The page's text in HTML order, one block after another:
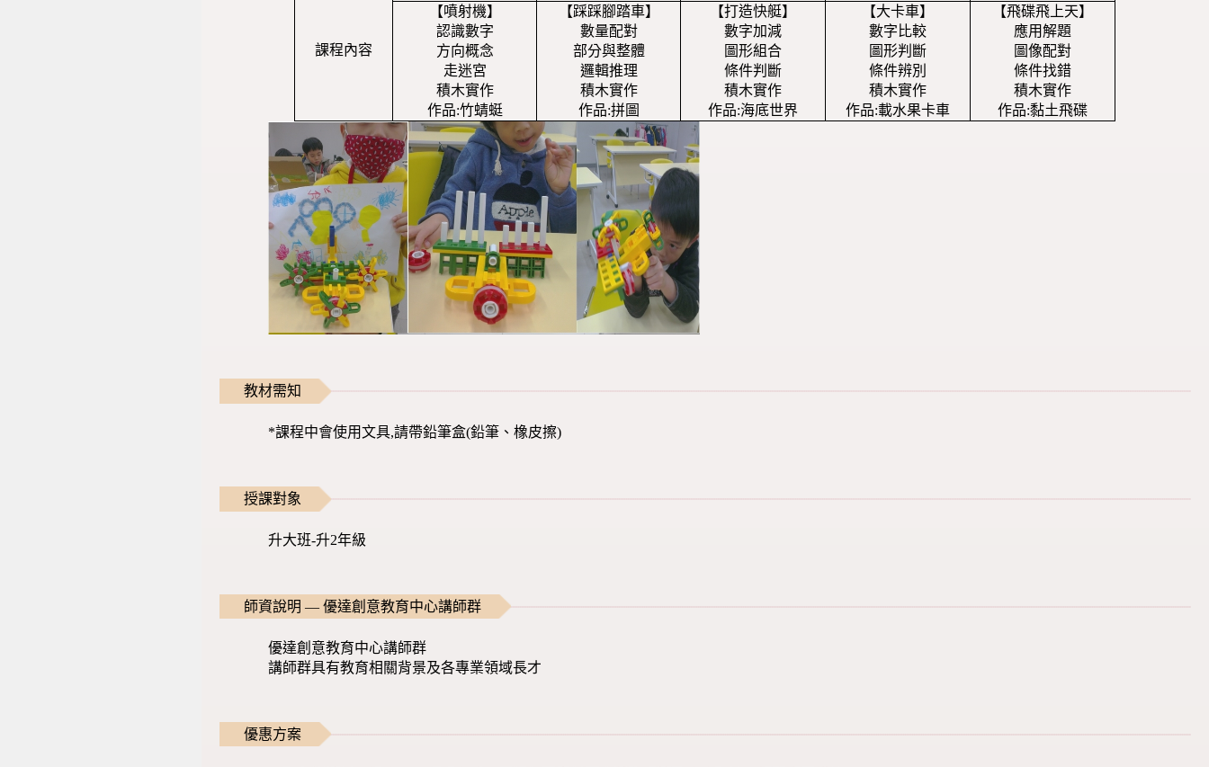
課程內容
【噴射機】
認識數字
方向概念
走迷宮
積木實作
作品:竹蜻蜓
【踩踩腳踏車】
數量配對
部分與整體
邏輯推理
積木實作
作品:拼圖
【打造快艇】
數字加減
圖形組合
條件判斷
積木實作
作品:海底世界
【大卡車】
數字比較
圖形判斷
條件辨別
積木實作
作品:載水果卡車
【飛碟飛上天】
應用解題
圖像配對
條件找錯
積木實作
作品:黏土飛碟
教材需知
*課程中會使用文具,請帶鉛筆盒(鉛筆、橡皮擦)
授課對象
升大班-升2年級
師資說明 — 優達創意教育中心講師群
優達創意教育中心講師群
講師群具有教育相關背景及各專業領域長才
優惠方案